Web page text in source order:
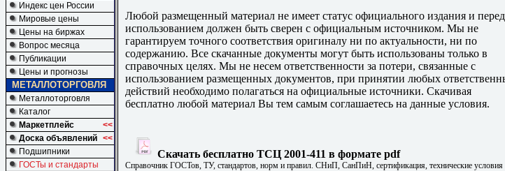
Индекс цен России
Мировые цены
Цены на биржах
Вопрос месяца
Публикации
Цены и прогнозы
МЕТАЛЛОТОРГОВЛЯ
Металлоторговля
Каталог
Маркетплейс
<<
Доска объявлений <<
Подшипники
ГОСТы и стандарты
Любой размещенный материал не имеет статус официального издания и перед
использованием должен быть сверен с официальным источником. Мы не
гарантируем точного соответствия оригиналу ни по актуальности, ни по
содержанию. Все скачанные документы могут быть использованы только в
справочных целях. Мы не несем ответственности за потери, связанные с
использованием размещенных документов, при принятии любых
действий необходимо полагаться на официальные источники. Скачивая
бесплатно любой материал Вы тем самым соглашаетесь на данные условия.
Скачать бесплатно ТСЦ 2001-411 в формате pdf
Справочник ГОСТов, ТУ, стандартов, норм и правил. СНиП, СанПиН, сертификация, технические условия